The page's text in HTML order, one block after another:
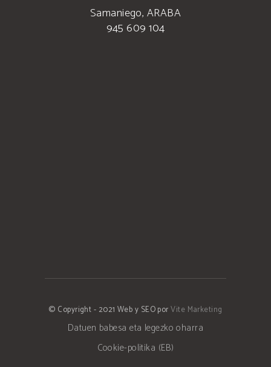
Samaniego, ARABA
945 609 104
© Copyright - 2021 Web y SEO porVite Marketing
Datuen babesa eta legezko oharra
Cookie-politika (EB)